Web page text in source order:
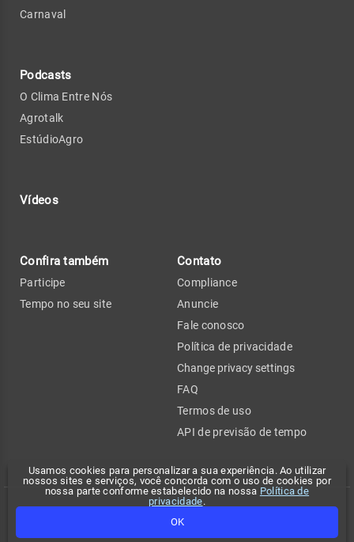
Usamos cookies para personalizar a sua experiência. Ao utilizar
nossos sites e serviços, você concorda com o uso de cookies por
nossa parte conforme estabelecido na nossa Política de
privacidade.
OK
Carnaval
Podcasts
O Clima Entre Nós
Agrotalk
EstúdioAgro
Vídeos
Confira também
Participe
Tempo no seu site
Contato
Compliance
Anuncie
Fale conosco
Política de privacidade
Change privacy settings
FAQ
Termos de uso
API de previsão de tempo
Copyright 2026 - Climatempo. Todos os direitos reservados.